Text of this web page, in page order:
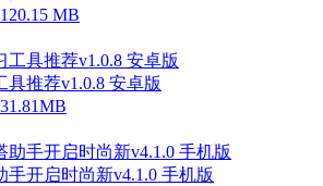
MB
具推荐v1.0.8 安卓版
手开启时尚新v4.1.0 手机版